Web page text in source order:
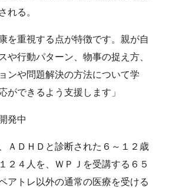
れる。
を重視する点が特徴です。親が自
や行動パターン、物事の捉え方、
ンや問題解決の方法について学
ができるよう支援します」
発中
ＡＤＨＤと診断された６～１２歳
２４人を、ＷＰＪを受講する６５
アトレ以外の通常の医療を受ける